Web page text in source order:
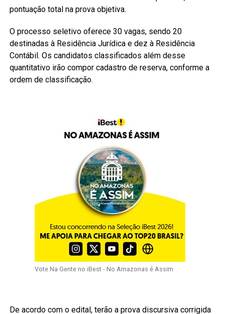
pontuação total na prova objetiva.
O processo seletivo oferece 30 vagas, sendo 20
destinadas à Residência Jurídica e dez à Residência
Contábil. Os candidatos classificados além desse
quantitativo irão compor cadastro de reserva, conforme a
ordem de classificação.
Vote Na Gente no iBest - No Amazonas é Assim
De acordo com o edital, terão a prova discursiva corrigida